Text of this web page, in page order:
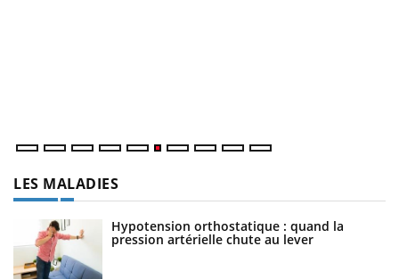
LES MALADIES
Hypotension orthostatique : quand la
pression artérielle chute au lever